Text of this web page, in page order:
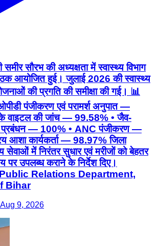
समीर सौरभ की अध्यक्षता में स्वास्थ्य विभाग
आयोजित हुई। जुलाई 2026 की स्वास्थ्य
की प्रगति की समीक्षा की गई। 📊
पंजीकरण एवं परामर्श अनुपात —
वाइटल की जांच — 99.58% • जैव-
प्रबंधन — 100% • ANC पंजीकरण —
आशा कार्यकर्ता — 98.97% जिला
सेवाओं में निरंतर सुधार एवं मरीजों को बेहतर
पर उपलब्ध कराने के निर्देश दिए।
Relations Department,
Bihar
9, 2026